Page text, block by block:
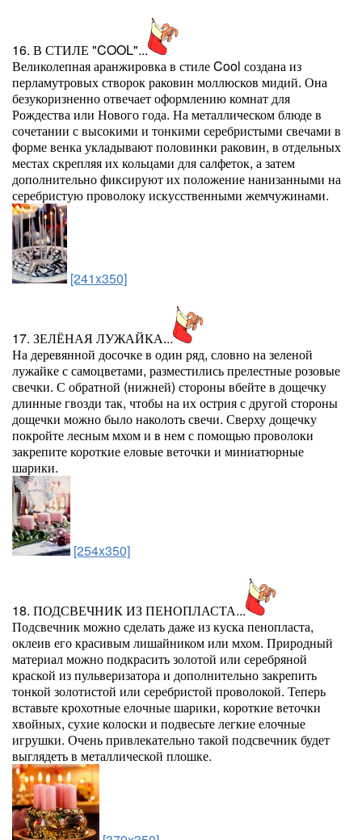
16. В СТИЛЕ "COOL"...
Великолепная аранжировка в стиле Cool создана из
перламутровых створок раковин моллюсков мидий. Она
безукоризненно отвечает оформлению комнат для
Рождества или Нового года. На металлическом блюде в
сочетании с высокими и тонкими серебристыми свечами в
форме венка укладывают половинки раковин, в отдельных
местах скрепляя их кольцами для салфеток, а затем
дополнительно фиксируют их положение нанизанными на
серебристую проволоку искусственными жемчужинами.
[241x350]
17. ЗЕЛЁНАЯ ЛУЖАЙКА...
На деревянной досочке в один ряд, словно на зеленой
лужайке с самоцветами, разместились прелестные розовые
свечки. С обратной (нижней) стороны вбейте в дощечку
длинные гвозди так, чтобы на их острия с другой стороны
дощечки можно было наколоть свечи. Сверху дощечку
покройте лесным мхом и в нем с помощью проволоки
закрепите короткие еловые веточки и миниатюрные
шарики.
[254x350]
18. ПОДСВЕЧНИК ИЗ ПЕНОПЛАСТА...
Подсвечник можно сделать даже из куска пенопласта,
оклеив его красивым лишайником или мхом. Природный
материал можно подкрасить золотой или серебряной
краской из пульверизатора и дополнительно закрепить
тонкой золотистой или серебристой проволокой. Теперь
вставьте крохотные елочные шарики, короткие веточки
хвойных, сухие колоски и подвесьте легкие елочные
игрушки. Очень привлекательно такой подсвечник будет
выглядеть в металлической плошке.